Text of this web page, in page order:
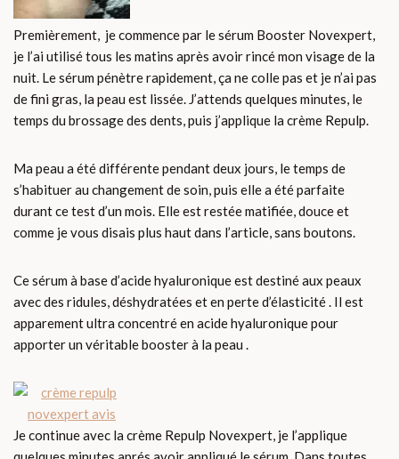
Premièrement, je commence par le sérum Booster Novexpert,
je l’ai utilisé tous les matins après avoir rincé mon visage de la
nuit. Le sérum pénètre rapidement, ça ne colle pas et je n’ai pas
de fini gras, la peau est lissée. J’attends quelques minutes, le
temps du brossage des dents, puis j’applique la crème Repulp.
Ma peau a été différente pendant deux jours, le temps de
s’habituer au changement de soin, puis elle a été parfaite
durant ce test d’un mois. Elle est restée matifiée, douce et
comme je vous disais plus haut dans l’article, sans boutons.
Ce sérum à base d’acide hyaluronique est destiné aux peaux
avec des ridules, déshydratées et en perte d’élasticité . Il est
apparement ultra concentré en acide hyaluronique pour
apporter un véritable booster à la peau .
Je continue avec la crème Repulp Novexpert, je l’applique